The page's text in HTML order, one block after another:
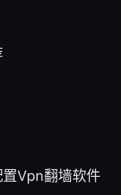
Vpn翻墙软件